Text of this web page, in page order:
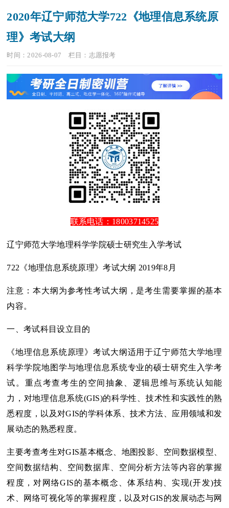
2020年辽宁师范大学722《地理信息系统原
理》考试大纲
时间：2026-08-07 栏目： 志愿报考
联系电话：18003714525
辽宁师范大学地理科学学院硕士研究生入学考试
722《地理信息系统原理》考试大纲 2019年8月
注意：本大纲为参考性考试大纲，是考生需要掌握的基本
内容。
一、考试科目设立目的
《地理信息系统原理》考试大纲适用于辽宁师范大学地理
科学学院地图学与地理信息系统专业的硕士研究生入学考
试。重点考查考生的空间抽象、逻辑思维与系统认知能
力，对地理信息系统(GIS)的科学性、技术性和实践性的熟
悉程度，以及对GIS的学科体系、技术方法、应用领域和发
展动态的熟悉程度。
主要考查考生对GIS基本概念、地图投影、空间数据模型、
空间数据结构、空间数据库、空间分析方法等内容的掌握
程度，对网络GIS的基本概念、体系结构、实现(开发)技
术、网络可视化等的掌握程度，以及对GIS的发展动态与网